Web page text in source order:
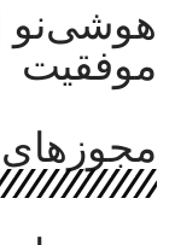
هوشی‌نو
موفقیت